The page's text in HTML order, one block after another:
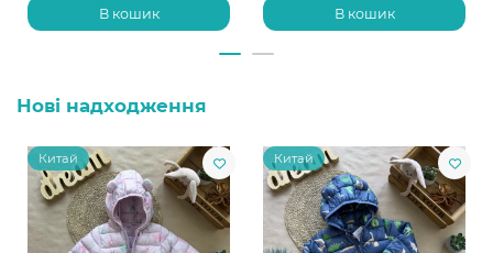
В кошик В кошик
Нові надходження
Китай Китай